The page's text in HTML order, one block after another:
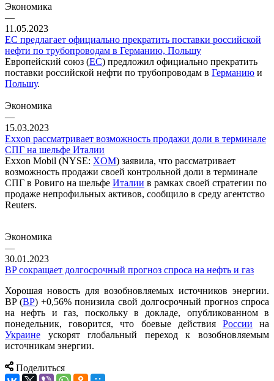
Экономика
—
11.05.2023
ЕС предлагает официально прекратить поставки российской
нефти по трубопроводам в Германию, Польшу
Европейский союз (ЕС) предложил официально прекратить
поставки российской нефти по трубопроводам в Германию и
Польшу.
Экономика
—
15.03.2023
Exxon рассматривает возможность продажи доли в терминале
СПГ на шельфе Италии
Exxon Mobil (NYSE: XOM) заявила, что рассматривает
возможность продажи своей контрольной доли в терминале
СПГ в Ровиго на шельфе Италии в рамках своей стратегии по
продаже непрофильных активов, сообщило в среду агентство
Reuters.
Экономика
—
30.01.2023
BP сокращает долгосрочный прогноз спроса на нефть и газ
Хорошая новость для возобновляемых источников энергии.
BP (ВР) +0,56% понизила свой долгосрочный прогноз спроса
на нефть и газ, поскольку в докладе, опубликованном в
понедельник, говорится, что боевые действия России на
Украине ускорят глобальный переход к возобновляемым
источникам энергии.
Поделиться